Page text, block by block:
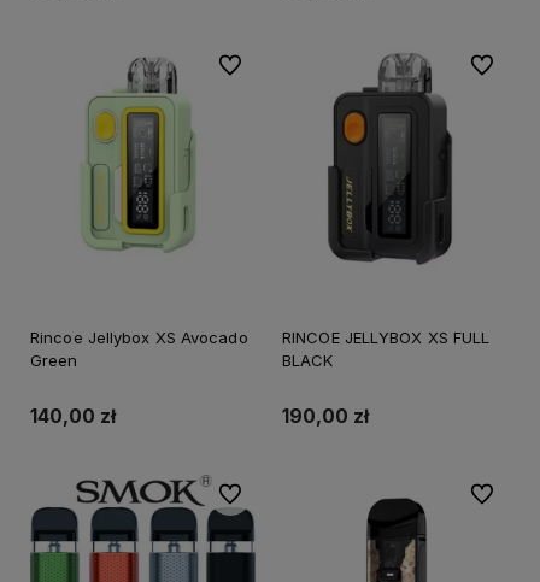
Rincoe Jellybox XS Avocado
Green
140,00 zł
Do ulubionych
RINCOE JELLYBOX XS FULL
BLACK
190,00 zł
Do
Do ulubionych Do